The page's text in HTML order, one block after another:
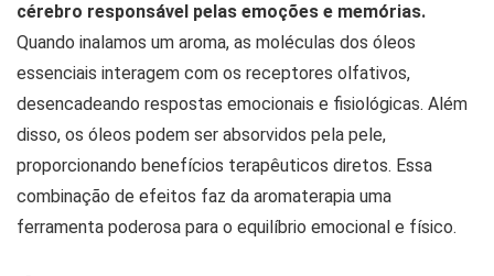
cérebro responsável pelas emoções e memórias.
Quando inalamos um aroma, as moléculas dos óleos
essenciais interagem com os receptores olfativos,
desencadeando respostas emocionais e fisiológicas. Além
disso, os óleos podem ser absorvidos pela pele,
proporcionando benefícios terapêuticos diretos. Essa
combinação de efeitos faz da aromaterapia uma
ferramenta poderosa para o equilíbrio emocional e físico.